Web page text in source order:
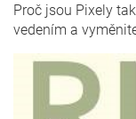
Proč jsou Pixely
vedením a